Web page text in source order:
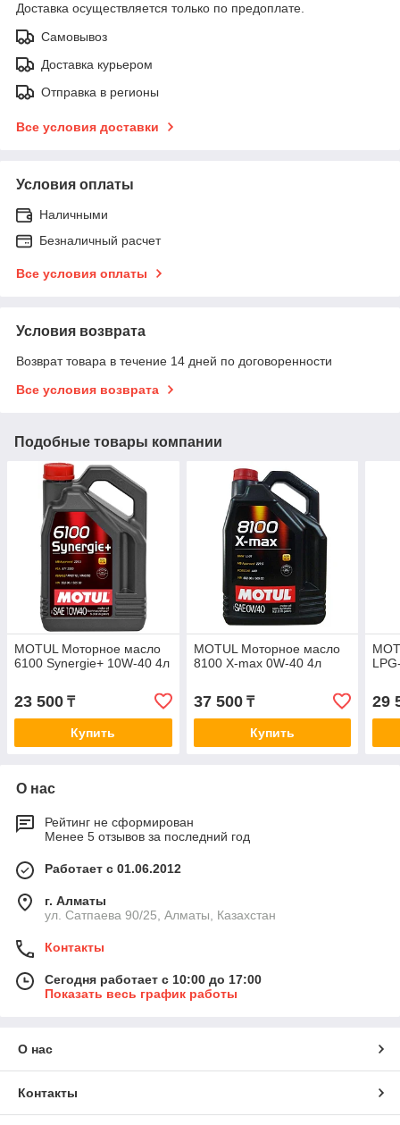
Доставка осуществляется только по предоплате.
Самовывоз
Доставка курьером
Отправка в регионы
Все условия доставки
Условия оплаты
Наличными
Безналичный расчет
Все условия оплаты
Условия возврата
Возврат товара в течение 14 дней по договоренности
Все условия возврата
Подобные товары компании
MOTUL Моторное масло
6100 Synergie+ 10W-40 4л
23 500 ₸
Купить
MOTUL Моторное масло
8100 X-max 0W-40 4л
37 500₸
Купить
29
О нас
Рейтинг не сформирован
Менее 5 отзывов за последний год
Работает с 01.06.2012
г. Алматы
ул. Сатпаева 90/25, Алматы, Казахстан
Контакты
Сегодня работает с 10:00 до 17:00
Показать весь график работы
О нас
Контакты